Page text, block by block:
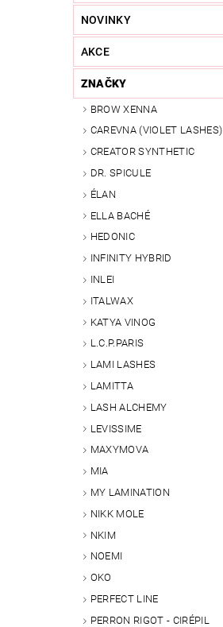
NOVINKY
AKCE
ZNAČKY
BROW XENNA
CAREVNA (VIOLET LASHES)
CREATOR SYNTHETIC
DR. SPICULE
ÉLAN
ELLA BACHÉ
HEDONIC
INFINITY HYBRID
INLEI
ITALWAX
KATYA VINOG
L.C.P.PARIS
LAMI LASHES
LAMITTA
LASH ALCHEMY
LEVISSIME
MAXYMOVA
MIA
MY LAMINATION
NIKK MOLE
NKIM
NOEMI
OKO
PERFECT LINE
PERRON RIGOT - CIRÉPIL